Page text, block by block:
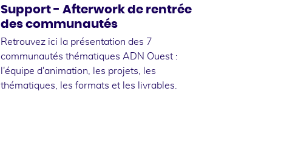
Support - Afterwork de rentrée
des communautés
Retrouvez ici la présentation des 7
communautés thématiques ADN Ouest :
l'équipe d'animation, les projets, les
thématiques, les formats et les livrables.